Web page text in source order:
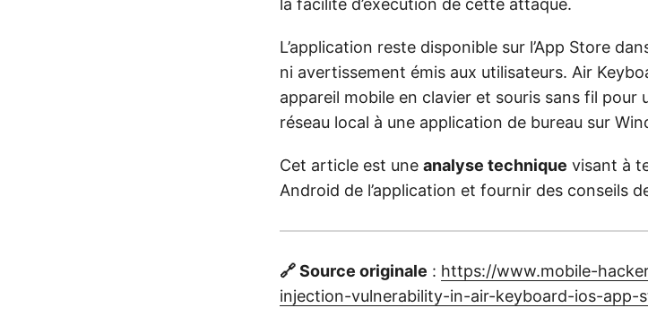
la facilité d’exécution de cette attaque.
L’application reste disponible sur l’App Store
ni avertissement émis aux utilisateurs. Air
appareil mobile en clavier et souris sans fil
réseau local à une application de bureau sur
Cet article est une analyse technique visant à
Android de l’application et fournir des conseils
🔗 Source originale : https://www.mobile-
injection-vulnerability-in-air-keyboard-ios-app-